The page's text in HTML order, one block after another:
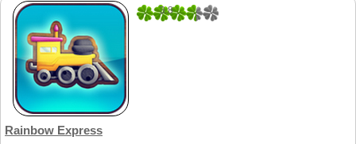
3.8
Rainbow Express